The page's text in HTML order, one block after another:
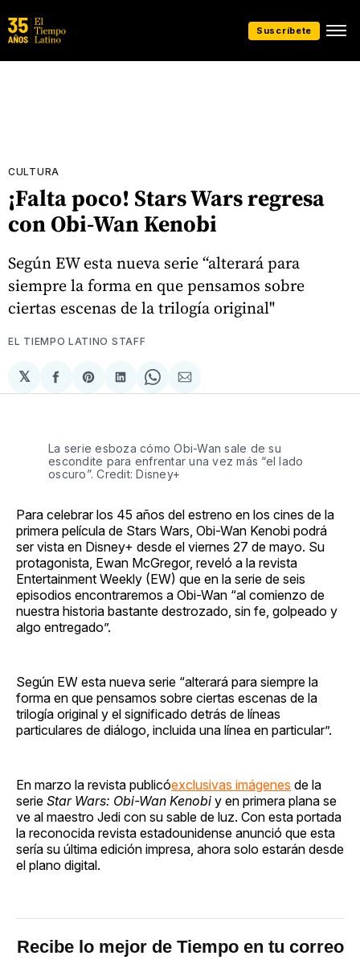
Suscríbete
CULTURA
¡Falta poco! Stars Wars regresa
con Obi-Wan Kenobi
Según EW esta nueva serie “alterará para
siempre la forma en que pensamos sobre
ciertas escenas de la trilogía original"
EL TIEMPO LATINO STAFF
𝕏
Compartir
en
Share
on
Compartir
en
Share
on
Compartir
via
La serie esboza cómo Obi-Wan sale de su
escondite para enfrentar una vez más “el lado
oscuro”. Credit: Disney+
Para celebrar los 45 años del estreno en los cines de la
primera película de Stars Wars, Obi-Wan Kenobi podrá
ser vista en Disney+ desde el viernes 27 de mayo. Su
protagonista, Ewan McGregor, reveló a la revista
Entertainment Weekly (EW) que en la serie de seis
episodios encontraremos a Obi-Wan “al comienzo de
nuestra historia bastante destrozado, sin fe, golpeado y
algo entregado”.
Según EW esta nueva serie “alterará para siempre la
forma en que pensamos sobre ciertas escenas de la
trilogía original y el significado detrás de líneas
particulares de diálogo, incluida una línea en particular”.
En marzo la revista publicóexclusivas imágenes de la
serie Star Wars: Obi-Wan Kenobi y en primera plana se
ve al maestro Jedi con su sable de luz. Con esta portada
la reconocida revista estadounidense anunció que esta
sería su última edición impresa, ahora solo estarán desde
el plano digital.
Recibe lo mejor de Tiempo en tu correo